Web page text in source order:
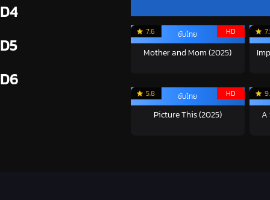
D4
D5
D6
7.6 HD
ซับไทย
Mother and Mom (2025)
5.8 HD
ซับไทย
Picture This (2025) A